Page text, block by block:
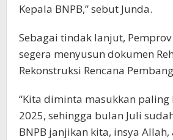
Kepala BNPB,” sebut Junda.
Sebagai tindak lanjut,
segera menyusun dokumen
Rekonstruksi Rencana
“Kita diminta masukkan
2025, sehingga bulan Juli
BNPB janjikan kita, insya